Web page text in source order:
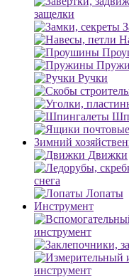
защелки
Ручки
Зимний
Движки
снега
Лопаты
Инструмент
инструмент
инструмент